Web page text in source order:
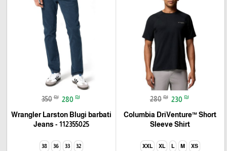
280 ₪ 230 ₪
Columbia DriVenture™ Short
Sleeve Shirt
XS
M
L
XL
XXL
350 ₪ 280 ₪
Wrangler Larston Blugi barbati
Jeans - 112355025
32
33
36
38